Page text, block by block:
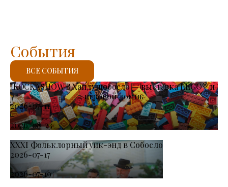
KOCKASHOW В Хайдушобосло — выставка LEGO® и
игровой домик
2026-07-11
-
2026-08-23
XXXI Фольклорный уик-энд в Собосло
2026-07-17
-
2026-07-19
События
ВСЕ СОБЫТИЯ